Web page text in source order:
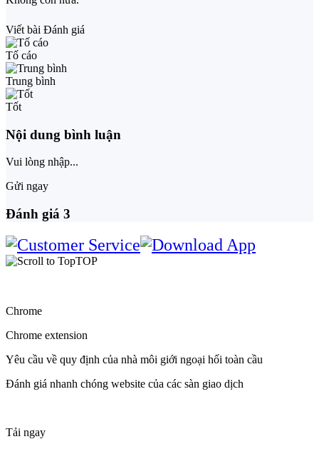
Viết bài Đánh giá
Tố cáo
Trung bình
Tốt
Nội dung bình luận
Vui lòng nhập...
Gửi ngay
Đánh giá 3
TOP
Chrome
Chrome extension
Yêu cầu về quy định của nhà môi giới ngoại hối toàn cầu
Đánh giá nhanh chóng website của các sàn giao dịch
Tải ngay